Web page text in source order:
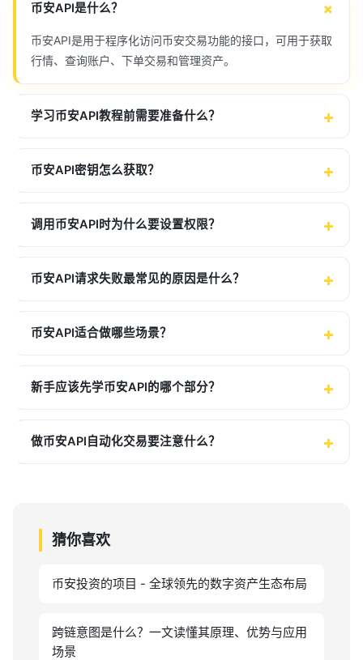
币安API是什么？
币安API是用于程序化访问币安交易功能的接口，可用于获取
行情、查询账户、下单交易和管理资产。
学习币安API教程前需要准备什么？
币安API密钥怎么获取？
调用币安API时为什么要设置权限？
币安API请求失败最常见的原因是什么？
币安API适合做哪些场景？
新手应该先学币安API的哪个部分？
做币安API自动化交易要注意什么？
猜你喜欢
币安投资的项目 - 全球领先的数字资产生态布局
跨链意图是什么？一文读懂其原理、优势与应用
场景